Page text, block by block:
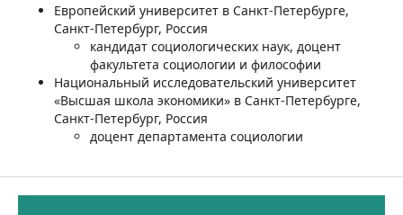
Европейский университет в Санкт-Петербурге,
Санкт-Петербург, Россия
кандидат социологических наук, доцент
факультета социологии и философии
Национальный исследовательский университет
«Высшая школа экономики» в Санкт-Петербурге,
Санкт-Петербург, Россия
доцент департамента социологии